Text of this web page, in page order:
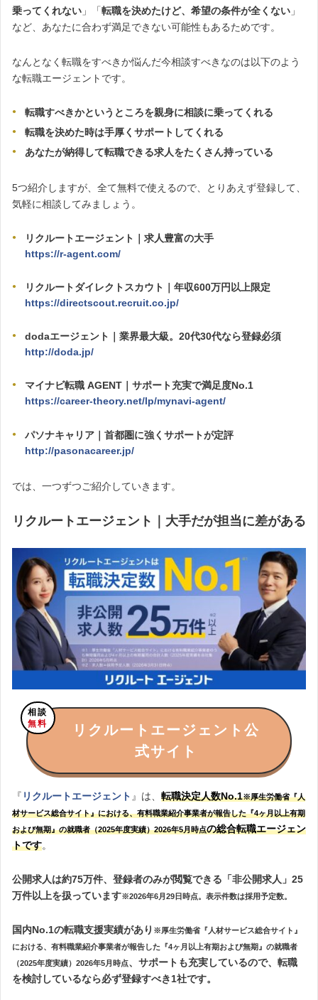
乗ってくれない 」「転職を決めたけど、希望の条件が全くない 」
など、あなたに合わず満足できない可能性もあるためです。
なんとなく転職をすべきか悩んだ今相談すべきなのは以下のよう
な転職エージェントです。
転職すべきかというところを親身に相談に乗ってくれる
転職を決めた時は手厚くサポートしてくれる
あなたが納得して転職できる求人をたくさん持っている
5つ紹介しますが、全て無料で使えるので、とりあえず登録して、
気軽に相談してみましょう。
リクルートエージェント｜求人豊富の大手
https://r-agent.com/
リクルートダイレクトスカウト｜年収600万円以上限定
https://directscout.recruit.co.jp/
dodaエージェント｜業界最大級。20代30代なら登録必須
http://doda.jp/
マイナビ転職 AGENT｜サポート充実で満足度No.1
https://career-theory.net/lp/mynavi-agent/
パソナキャリア｜首都圏に強くサポートが定評
http://pasonacareer.jp/
では、一つずつご紹介していきます。
リクルートエージェント｜大手だが担当に差がある
相談
無料
リクルートエージェント公
式サイト
『 リクルートエージェント 』は、 転職決定人数No.1※厚生労働省『人
材サービス総合サイト』における、有料職業紹介事業者が報告した『4ヶ月以上有期
および無期』の就職者（2025年度実績）2026年5月時点の総合転職エージェン
トです。
公開求人は約75万件、登録者のみが閲覧できる「非公開求人」25
万件以上を扱っています※2026年6月29日時点。表示件数は採用予定数。
国内No.1の転職支援実績があり ※厚生労働省『人材サービス総合サイト』
における、有料職業紹介事業者が報告した『4ヶ月以上有期および無期』の就職者
（2025年度実績）2026年5月時点、サポートも充実しているので、転職
を検討しているなら必ず登録すべき1社です。